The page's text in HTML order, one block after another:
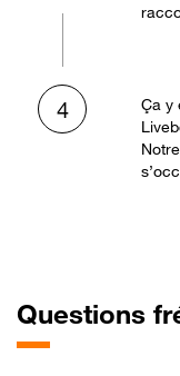
4
Ça y
Questions